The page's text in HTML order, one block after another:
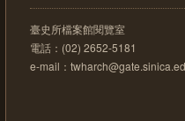
臺史所檔案館閱覽室
電話：(02) 2652-5181
e-mail：